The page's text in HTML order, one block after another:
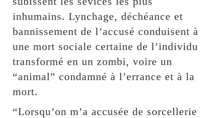
inhumains. Lynchage, déchéance et
bannissement de l’accusé conduisent à
une mort sociale certaine de l’individu
transformé en un zombi, voire un
“animal” condamné à l’errance et à la
mort.
“Lorsqu’on m’a accusée de sorcellerie